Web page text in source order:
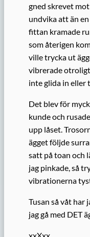
gned skrevet
undvika att än
fittan kramade
som återigen
ville trycka ut
vibrerade
inte glida in eller
Det blev för
kunde och
upp låset.
ägget följde
satt på toan och
jag pinkade, så
vibrationerna
Tusan så våt har
jag gå med DET